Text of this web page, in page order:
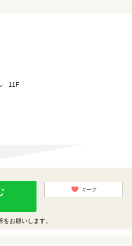
11F
キープ
お願いします。